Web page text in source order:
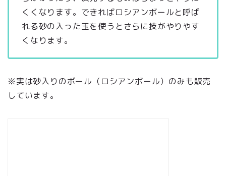
くくなります。できればロシアンボールと呼ば
れる砂の入った玉を使うとさらに技がやりやす
くなります。
※実は砂入りのボール（ロシアンボール）のみも販売
しています。